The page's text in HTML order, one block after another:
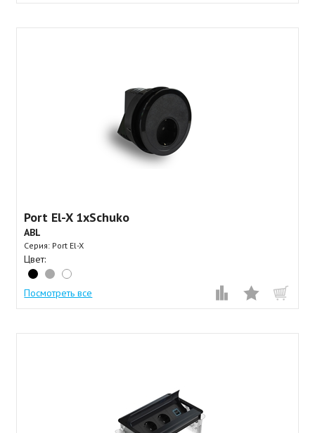
Port El-X 1xSchuko
ABL
Серия: Port El-X
Цвет:
Посмотреть все